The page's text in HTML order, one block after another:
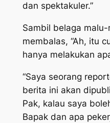
dan spektakuler.”
Sambil belaga
membalas, “Ah, itu
hanya melakukan
“Saya seorang
berita ini akan
Pak, kalau saya
Bapak dan apa